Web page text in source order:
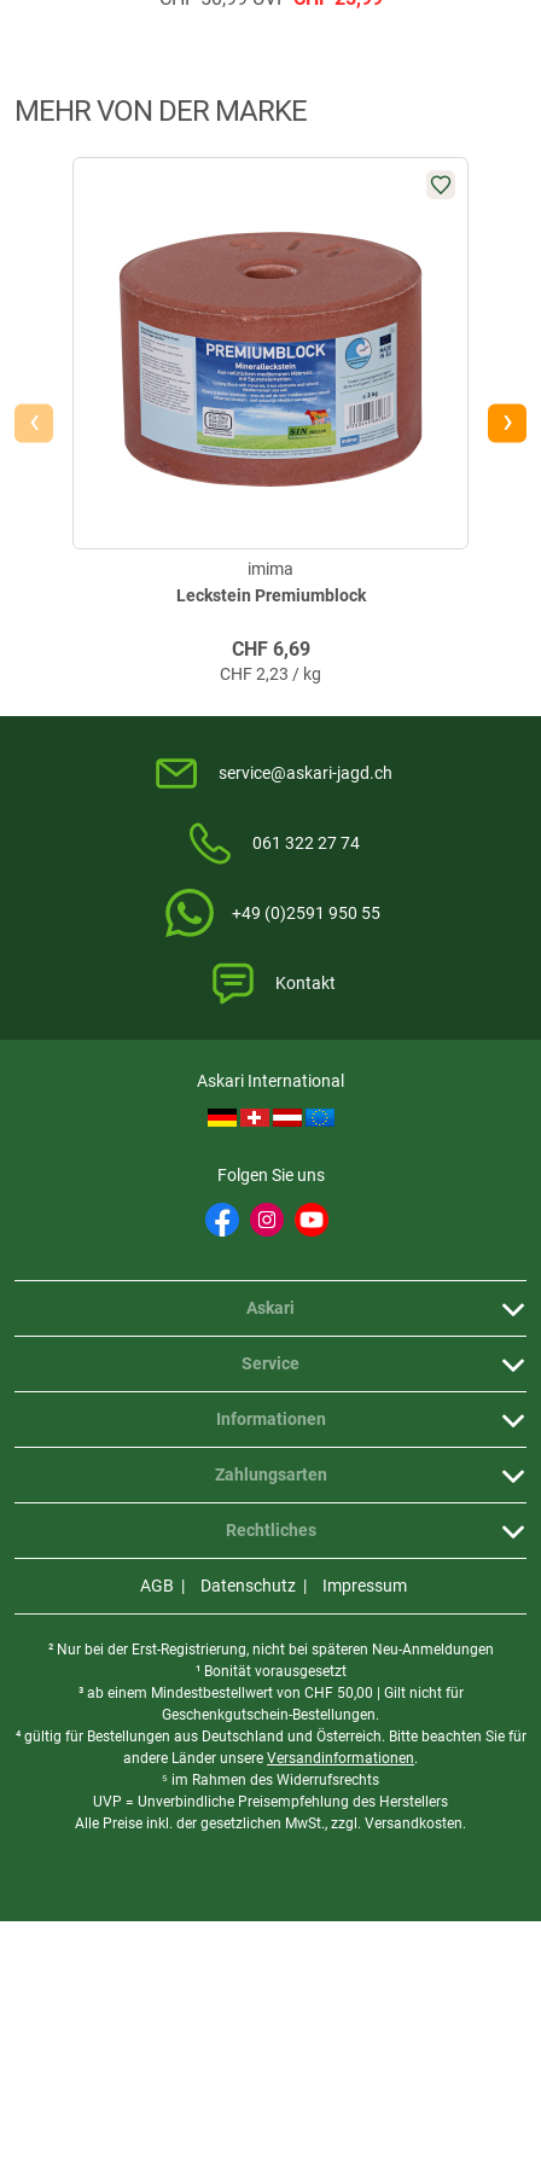
MEHR VON DER MARKE
Leckstein Premiumblock
imima
CHF6,69
CHF2,23 / kg
‹ ›
service@askari-jagd.ch
061 322 27 74
+49 (0)2591 950 55
Kontakt
Askari International
Folgen Sie uns
Askari
Service
Informationen
Rechtliches
Zahlungsarten
AGB Datenschutz Impressum
² Nur bei der Erst-Registrierung, nicht bei späteren Neu-Anmeldungen
¹ Bonität vorausgesetzt
³ ab einem Mindestbestellwert von CHF50,00 | Gilt nicht für
Geschenkgutschein-Bestellungen.
⁴ gültig für Bestellungen aus Deutschland und Österreich. Bitte beachten Sie für
andere Länder unsere Versandinformationen.
⁵ im Rahmen des Widerrufsrechts
UVP = Unverbindliche Preisempfehlung des Herstellers
Alle Preise inkl. der gesetzlichen MwSt., zzgl. Versandkosten.